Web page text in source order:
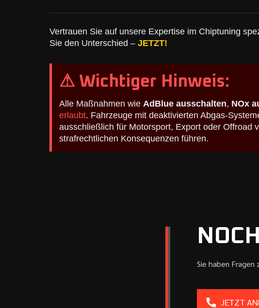
Vertrauen Sie auf unsere Expertise im Chiptuning
Sie den Unterschied – JETZT!
⚠ Wichtiger Hinweis:
Alle Maßnahmen wie AdBlue ausschalten, NOx
erlaubt. Fahrzeuge mit deaktivierten Abgas-
ausschließlich für Motorsport, Export oder Offroad
strafrechtlichen Konsequenzen führen.
Sie haben
JETZT